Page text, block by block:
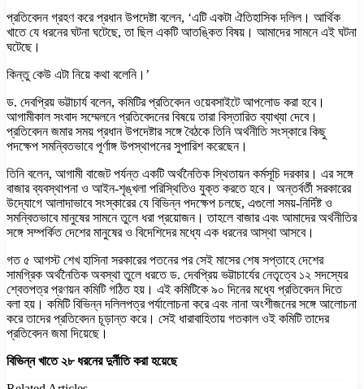
প্রতিবেদন গ্রহণ করে প্রধান উপদেষ্টা বলেন, ‘এটি একটা ঐতিহাসিক দলিল। আর্থিক
খাতে যে ধরনের ঘটনা ঘটেছে, তা ছিল একটি আতঙ্কিত বিষয়। আমাদের সামনে এই ঘটনা
ঘটেছে।
কিন্তু কেউ এটা নিয়ে কথা বলেনি।’
ড. দেবপ্রিয় ভট্টাচার্য বলেন, কমিটির প্রতিবেদন ওয়েবসাইটে আপলোড করা হবে।
আগামীকাল সংবাদ সম্মেলনে প্রতিবেদনের বিষয়ে তারা বিস্তারিত ব্যাখ্যা দেবে।
প্রতিবেদন জমার সময় প্রধান উপদেষ্টার সঙ্গে বৈঠকে তিনি অর্থনীতি সংস্কারে কিছু
পদক্ষেপ সমন্বিতভাবে পূর্ণাঙ্গ উপস্থাপনের সুপারিশ করেছেন।
তিনি বলেন, আগামী বাজেট পর্যন্ত একটি অর্থনৈতিক স্থিতায়ন কর্মসূচি দরকার। এর সঙ্গে
বাজার ব্যবস্থাপনা ও আইন-শৃঙ্খলা পরিস্থিতিও যুক্ত করতে হবে। অন্তর্বর্তী সরকারের
উদ্যোগে আলাদাভাবে সংস্কারের যে বিভিন্ন পদক্ষেপ চলছে, এগুলো সময়-নির্দিষ্ট ও
সমন্বিতভাবে মানুষের সামনে তুলে ধরা প্রয়োজন। তাহলে বাজার এবং আমাদের অর্থনীতির
সঙ্গে সম্পর্কিত দেশের মানুষের ও বিদেশিদের মধ্যে এক ধরনের আস্থা আসবে।
গত ৫ আগস্ট শেখ হাসিনা সরকারের পতনের পর সেই মাসের শেষ সপ্তাহে দেশের
সামগ্রিক অর্থনৈতিক অবস্থা তুলে ধরতে ড. দেবপ্রিয় ভট্টাচার্যের নেতৃত্বে ১২ সদস্যের
শ্বেতপত্র প্রণয়ন কমিটি গঠিত হয়। এই কমিটিকে ৯০ দিনের মধ্যে প্রতিবেদন দিতে
বলা হয়। কমিটি বিভিন্ন দলিলপত্র পর্যালোচনা করে এবং নানা অংশীজনের সঙ্গে আলোচনা
করে তাদের প্রতিবেদন চূড়ান্ত করে। সেই ধারাবাহিতায় গতকাল ওই কমিটি তাদের
প্রতিবেদন জমা দিয়েছে।
বিভিন্ন খাতে ২৮ ধরনের দুর্নীতি করা হয়েছে